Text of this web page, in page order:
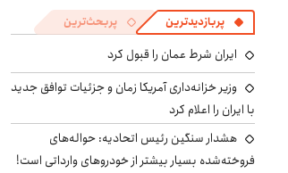
پربازدیدترین پربحث‌ترین
ایران شرط عمان را قبول کرد
وزیر خزانه‌داری آمریکا زمان و جزئیات توافق جدید
با ایران را اعلام کرد
هشدار سنگین رئیس اتحادیه: حواله‌های
فروخته‌شده بسیار بیشتر از خودروهای وارداتی است!